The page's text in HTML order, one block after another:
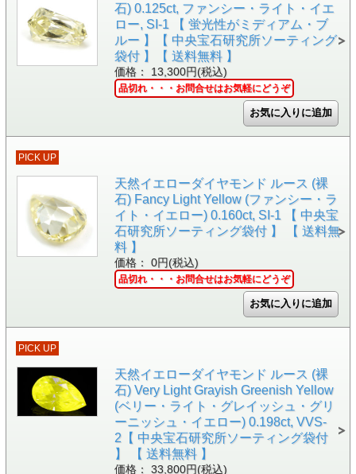
石) 0.125ct, ファンシー・ライト・イエ
ロー, SI-1 【 蛍光性がミディアム・ブ
ルー 】【 中央宝石研究所ソーティング
袋付 】【 送料無料 】
価格： 13,300円(税込)
品切れ・・・お問合せはお気軽にどうぞ
PICK UP
天然イエローダイヤモンド ルース (裸
石) Fancy Light Yellow (ファンシー・ラ
イト・イエロー) 0.160ct, SI-1 【 中央宝
石研究所ソーティング袋付 】 【 送料無
料 】
価格： 0円(税込)
品切れ・・・お問合せはお気軽にどうぞ
PICK UP
天然イエローダイヤモンド ルース (裸
石) Very Light Grayish Greenish Yellow
(ベリー・ライト・グレイッシュ・グリ
ーニッシュ・イエロー) 0.198ct, VVS-
2【 中央宝石研究所ソーティング袋付
】 【 送料無料 】
価格： 33,800円(税込)